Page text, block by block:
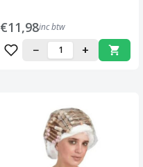
€11,98inc btw
− +